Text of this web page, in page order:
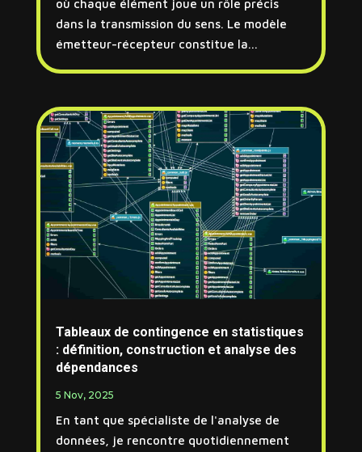
où chaque élément joue un rôle précis
dans la transmission du sens. Le modèle
émetteur-récepteur constitue la...
Tableaux de contingence en statistiques
: définition, construction et analyse des
dépendances
5 Nov, 2025
En tant que spécialiste de l'analyse de
données, je rencontre quotidiennement